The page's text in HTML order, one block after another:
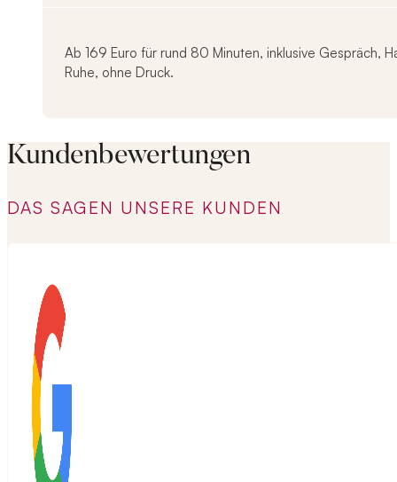
Ab 169 Euro für rund 80 Minuten, inklusive Gespräch,
Ruhe, ohne Druck.
Kundenbewertungen
DAS SAGEN UNSERE KUNDEN